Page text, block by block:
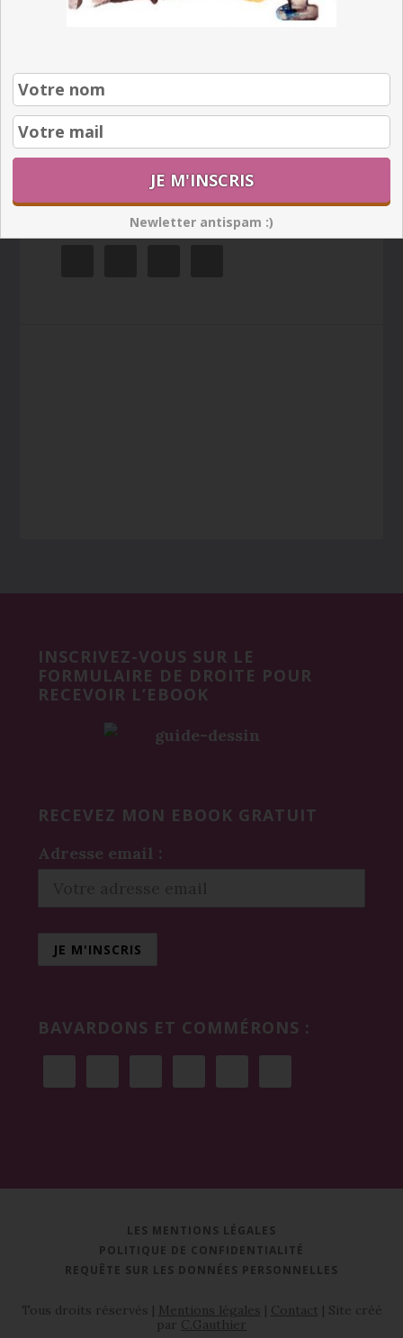
Newletter antispam :)
Footer
INSCRIVEZ-VOUS SUR LE
FORMULAIRE DE DROITE POUR
RECEVOIR L’EBOOK
RECEVEZ MON EBOOK GRATUIT
Adresse email :
BAVARDONS ET COMMÉRONS :
LES MENTIONS LÉGALES
POLITIQUE DE CONFIDENTIALITÉ
REQUÊTE SUR LES DONNÉES PERSONNELLES
Tous droits réservés | Mentions légales | Contact | Site créé
par C.Gauthier
Newletter antispam :)